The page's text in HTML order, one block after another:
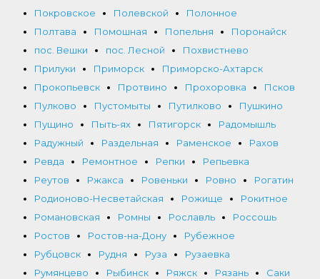
Покровское Полевской
Полонное
Полтава
Помошная Попельня
Поронайск
пос. Вешки
пос. Лесной
Похвистнево
Прилуки
Приморск
Приморско-Ахтарск
Прокопьевск
Протвино Прохоровка
Псков
Пулково
Пустомыты Путилково
Пушкино
Пущино
Пыть-ях Пятигорск
Радомышль
Радужный
Раздельная Раменское
Рахов
Ревда
Ремонтное Репки
Репьевка
Реутов
Ржакса Ровеньки Ровно
Рогатин
Родионово-Несветайская
Рожище
Рокитное
Романовская
Ромны Рославль
Россошь
Ростов
Ростов-на-Дону
Рубежное
Рубцовск
Рудня Руза
Рузаевка
Румянцево
Рыбинск Ряжск Рязань
Саки